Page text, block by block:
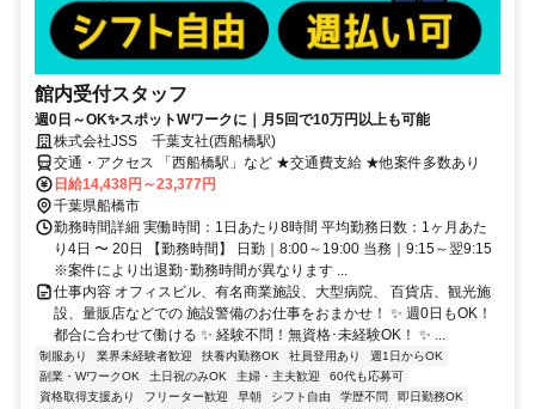
館内受付スタッフ
週0日～OK✨スポットWワークに｜月5回で10万円以上も可能
株式会社JSS 千葉支社(西船橋駅)
交通・アクセス 「西船橋駅」など ★交通費支給 ★他案件多数あり
日給14,438円～23,377円
千葉県船橋市
勤務時間詳細 実働時間：1日あたり8時間 平均勤務日数：1ヶ月あた
り4日 〜 20日 【勤務時間】 日勤｜8:00～19:00 当務｜9:15～翌9:15
※案件により出退勤･勤務時間が異なります ...
仕事内容 オフィスビル、有名商業施設、大型病院、 百貨店、観光施
設、量販店などでの 施設警備のお仕事をおまかせ！ ✨ 週0日もOK！
都合に合わせて働ける ✨ 経験不問！無資格･未経験OK！ ✨ ...
制服あり 業界未経験者歓迎 扶養内勤務OK 社員登用あり
週1日からOK
副業・WワークOK
土日祝のみOK 主婦・主夫歓迎
60代も応募可
資格取得支援あり
フリーター歓迎 早朝 シフト自由 学歴不問
即日勤務OK